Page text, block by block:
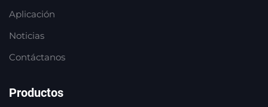
Aplicación
Noticias
Contáctanos
Productos